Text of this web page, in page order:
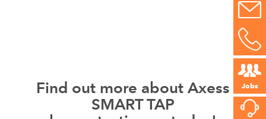
Jobs
Find out more about Axess
SMART TAP